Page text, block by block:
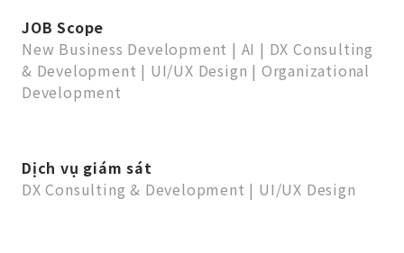
JOB Scope
New Business Development | AI | DX Consulting
& Development | UI/UX Design | Organizational
Development
Dịch vụ giám sát
DX Consulting & Development | UI/UX Design